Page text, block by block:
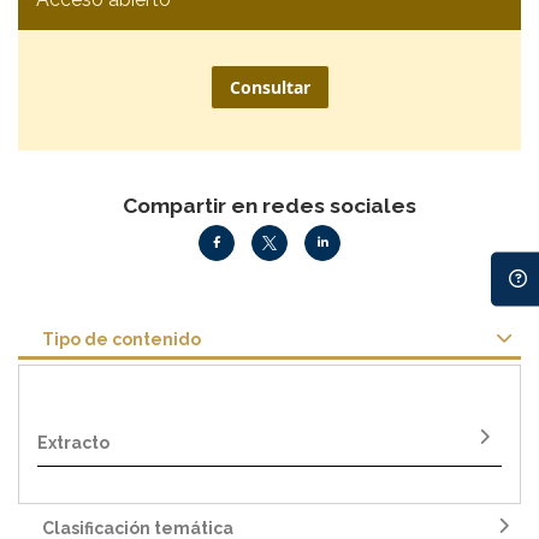
Consultar
Compartir en redes sociales
Tipo de contenido
Extracto
Clasificación temática